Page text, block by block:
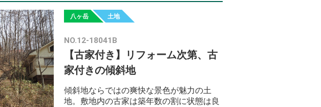
八ヶ岳 土地
NO.12-18041B
【古家付き】リフォーム次第、古
家付きの傾斜地
傾斜地ならではの爽快な景色が魅力の土
地。敷地内の古家は築年数の割に状態は良